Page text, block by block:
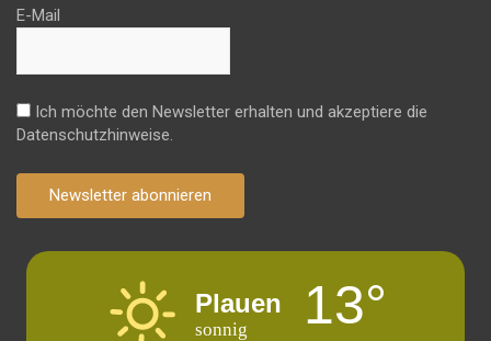
E-Mail
Ich möchte den Newsletter erhalten und akzeptiere die
Datenschutzhinweise.
Newsletter abonnieren
Plauen
sonnig 13°